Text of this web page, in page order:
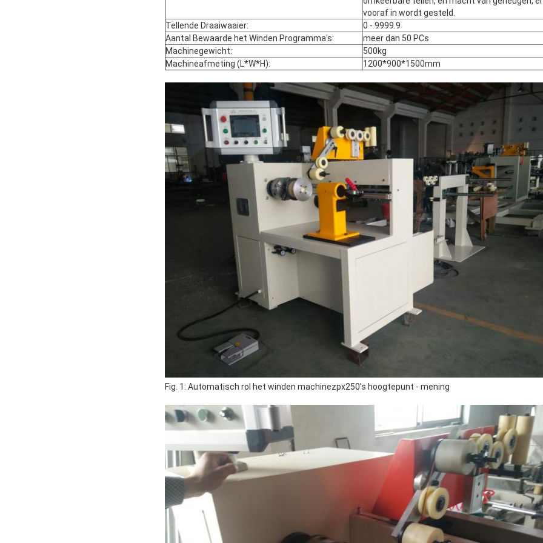
vooraf in wordt gesteld.
Tellende Draaiwaaier:
0 - 9999.9
Aantal Bewaarde het Winden Programma's:
meer dan 50 PCs
Machinegewicht:
500kg
Machineafmeting (L*W*H):
1200*900*1500mm
Fig. 1: Automatisch rol het winden machinezpx250's hoogtepunt - mening